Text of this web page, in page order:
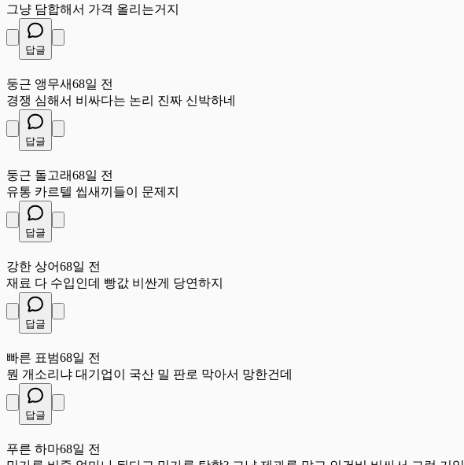
그냥 담합해서 가격 올리는거지
답글
둥근 앵무새68일 전
경쟁 심해서 비싸다는 논리 진짜 신박하네
답글
둥근 돌고래68일 전
유통 카르텔 씹새끼들이 문제지
답글
강한 상어68일 전
재료 다 수입인데 빵값 비싼게 당연하지
답글
빠른 표범68일 전
뭔 개소리냐 대기업이 국산 밀 판로 막아서 망한건데
답글
푸른 하마68일 전